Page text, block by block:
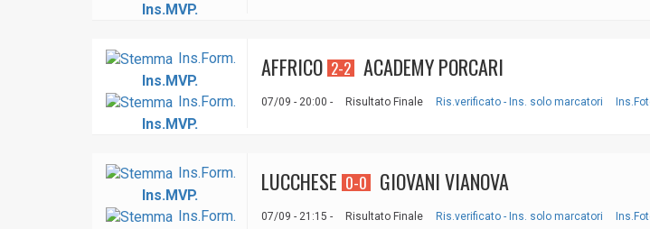
Ins.MVP.
AFFRICO 2-2 ACADEMY PORCARI
07/09 - 20:00 - Risultato Finale Ris.verificato - Ins. solo marcatori
Ins.Form.
Ins.MVP.
Ins.Form.
Ins.MVP.
LUCCHESE 0-0 GIOVANI VIANOVA
07/09 - 21:15 - Risultato Finale Ris.verificato - Ins. solo marcatori
Ins.Form.
Ins.MVP.
Ins.Form.